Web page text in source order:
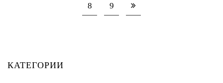
8 9
КАТЕГОРИИ